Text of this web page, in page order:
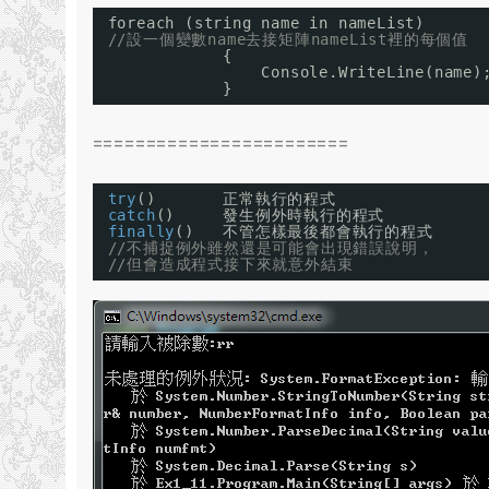
foreach (string name in nameList)
//設一個變數name去接矩陣nameList裡的每個值
{
}
========================
try ()       正常執行的程式
catch ()     發生例外時執行的程式
finally ()   不管怎樣最後都會執行的程式
//不捕捉例外雖然還是可能會出現錯誤說明，
//但會造成程式接下來就意外結束